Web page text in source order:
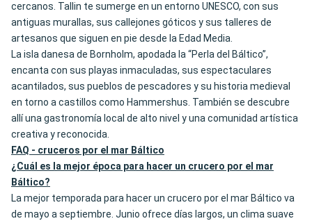
cercanos. Tallin te sumerge en un entorno UNESCO, con sus
antiguas murallas, sus callejones góticos y sus talleres de
artesanos que siguen en pie desde la Edad Media.
La isla danesa de Bornholm, apodada la “Perla del Báltico”,
encanta con sus playas inmaculadas, sus espectaculares
acantilados, sus pueblos de pescadores y su historia medieval
en torno a castillos como Hammershus. También se descubre
allí una gastronomía local de alto nivel y una comunidad artística
creativa y reconocida.
FAQ - cruceros por el mar Báltico
¿Cuál es la mejor época para hacer un crucero por el mar
Báltico?
La mejor temporada para hacer un crucero por el mar Báltico va
de mayo a septiembre. Junio ofrece días largos, un clima suave